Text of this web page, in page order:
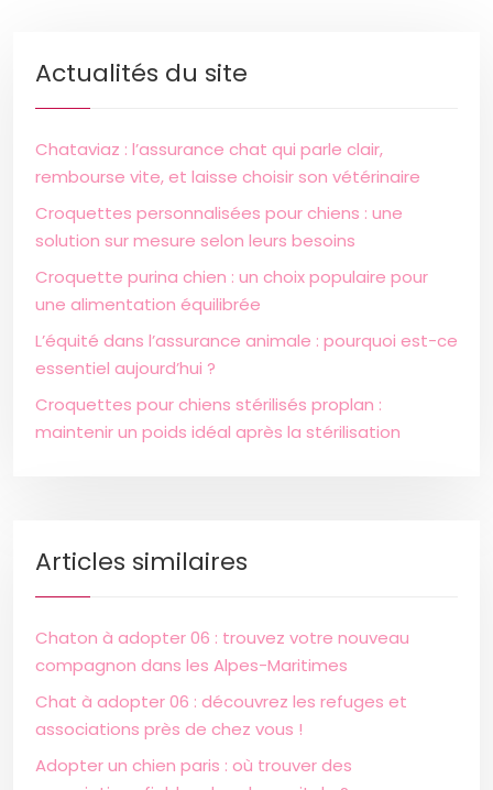
Actualités du site
Chataviaz : l’assurance chat qui parle clair,
rembourse vite, et laisse choisir son vétérinaire
Croquettes personnalisées pour chiens : une
solution sur mesure selon leurs besoins
Croquette purina chien : un choix populaire pour
une alimentation équilibrée
L’équité dans l’assurance animale : pourquoi est-ce
essentiel aujourd’hui ?
Croquettes pour chiens stérilisés proplan :
maintenir un poids idéal après la stérilisation
Articles similaires
Chaton à adopter 06 : trouvez votre nouveau
compagnon dans les Alpes-Maritimes
Chat à adopter 06 : découvrez les refuges et
associations près de chez vous !
Adopter un chien paris : où trouver des